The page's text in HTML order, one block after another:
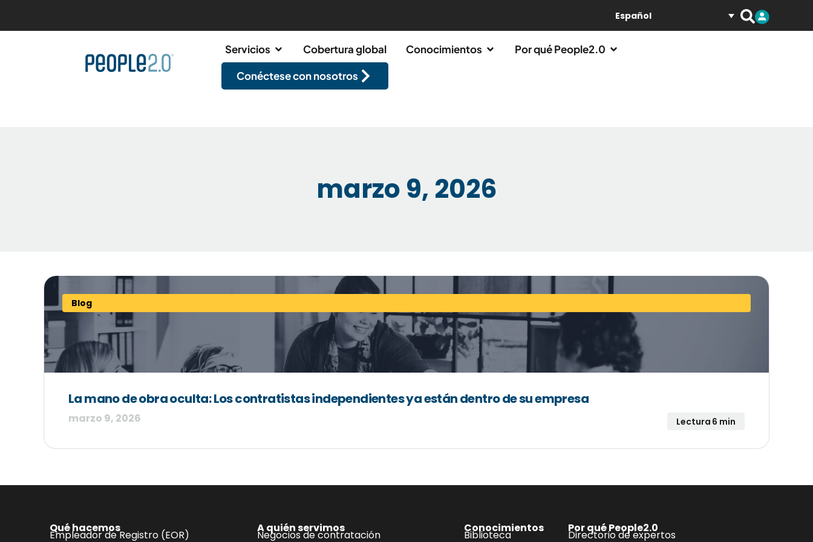
Español
Servicios Cobertura global Conocimientos
Por qué People2.0
Conéctese con nosotros
marzo 9, 2026
Blog
La mano de obra oculta: Los contratistas independientes ya están dentro de su empresa
marzo 9, 2026 Lectura 6 min
Qué hacemos
Empleador de Registro (EOR)
A quién servimos
Negocios de contratación
Conocimientos
Biblioteca
Por qué People2.0
Directorio de expertos